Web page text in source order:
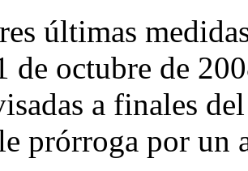
últimas
de octubre de
a finales
prórroga por un